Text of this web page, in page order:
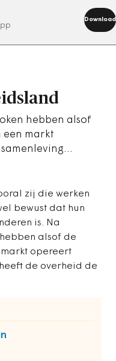
Download
hebben alsof
een markt
zij die werken
bewust dat hun
is. Na
alsof de
opereert
de overheid de